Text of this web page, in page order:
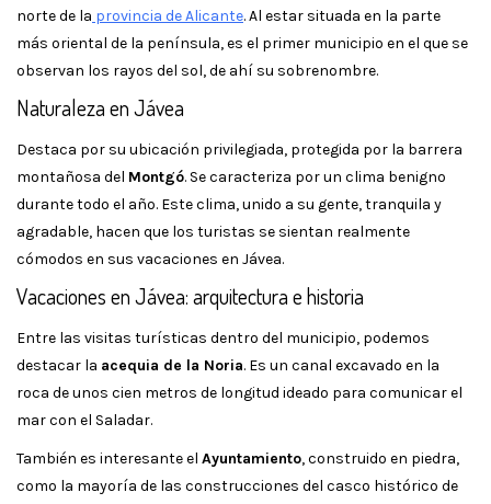
norte de la provincia de Alicante. Al estar situada en la parte
más oriental de la península, es el primer municipio en el que se
observan los rayos del sol, de ahí su sobrenombre.
Naturaleza en Jávea
Destaca por su ubicación privilegiada, protegida por la barrera
montañosa del Montgó. Se caracteriza por un clima benigno
durante todo el año. Este clima, unido a su gente, tranquila y
agradable, hacen que los turistas se sientan realmente
cómodos en sus vacaciones en Jávea.
Vacaciones en Jávea: arquitectura e historia
Entre las visitas turísticas dentro del municipio, podemos
destacar la acequia de la Noria. Es un canal excavado en la
roca de unos cien metros de longitud ideado para comunicar el
mar con el Saladar.
También es interesante el Ayuntamiento, construido en piedra,
como la mayoría de las construcciones del casco histórico de